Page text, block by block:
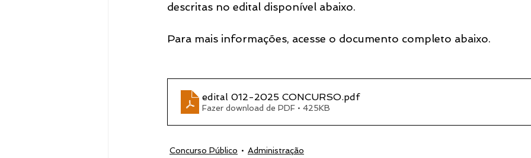
Meio Ambiente, Pesca e Agricultura CRAS Secretaria de Turismo e Desporto
descritas no edital disponível abaixo.
Para mais informações, acesse o documento completo abaixo.
edital 012-2025 CONCURSO.pdf
Fazer download de PDF • 425KB
Concurso Público Administração